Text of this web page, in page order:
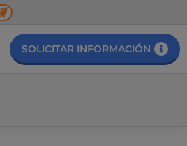
SOLICITAR INFORMACIÓN